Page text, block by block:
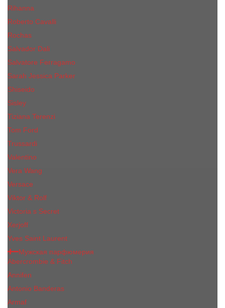
Rihanna
Roberto Cavalli
Rochas
Salvador Dali
Salvatore Ferragamo
Sarah Jessica Parker
Shiseido
Sisley
Tiziana Terenzi
Tom Ford
Trussardi
Valentino
Vera Wang
Versace
Viktor & Rolf
Victoria s Secret
Xerjoff
Yves Saint Laurent
Мужская парфюмерия
Abercrombie & Fitch
Annifen
Antonio Banderas
Armaf